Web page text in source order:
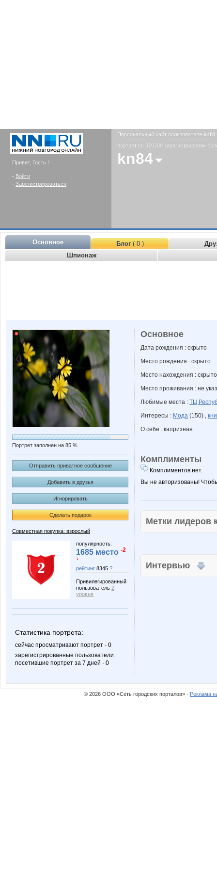
Привет, Гость !
- Войти
- Зарегистрироваться
Персональный сайт пользователя kn84
портрет № 370709 зарегистрирован
kn84
Основное Блог( 0 )
Шпионаж
Портрет заполнен на 85 %
Отправить приватное сообщение
Добавить в друзья
Игнорировать
Сделать подарок
Совместная покупка: взрослый
популярность:
1685 место -2
↓
рейтинг 8345 ?
Привилегированный
пользователь 2
уровня
Статистика портрета:
сейчас просматривают портрет - 0
зарегистрированные пользователи
посетившие портрет за 7 дней - 0
Основное
Дата рождения : скрыто
Место рождения : скрыто
Место нахождения : скрыто
Место проживания : не
Любимые места : ТЦ
Интересы : Мода (150) ,
О себе : капризная
Комплименты
Комплиментов нет.
Вы не авторизованы!
Метки
Интервью
© 2026 ООО «Сеть городских порталов» · Реклама